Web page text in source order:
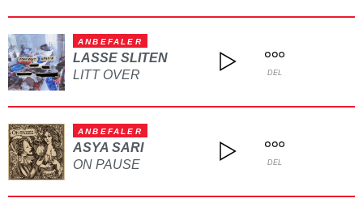
ANBEFALER
LASSE SLITEN
LITT OVER
DEL
ANBEFALER
ASYA SARI
ON PAUSE
DEL